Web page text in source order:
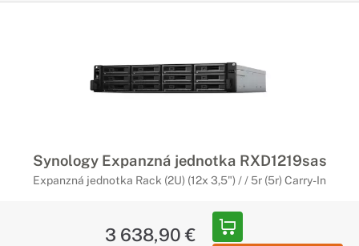
Synology Expanzná jednotka RXD1219sas
Expanzná jednotka Rack (2U) (12x 3,5") / / 5r (5r) Carry-In
3 638,90 €